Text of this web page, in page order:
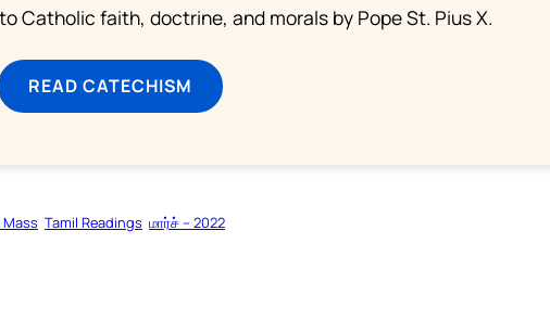
Catholic faith, doctrine, and morals by Pope St. Pius X.
READ CATECHISM
Mass Tamil Readings மார்ச் – 2022